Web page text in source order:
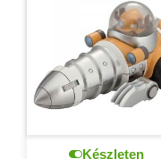
Készleten